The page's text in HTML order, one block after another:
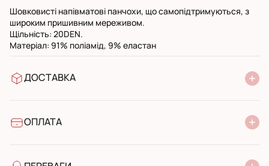
Шовковисті напівматові панчохи, що самопідтримуються, з
широким пришивним мереживом.
Щільність: 20DEN.
Матеріал: 91% поліамід, 9% еластан
ДОСТАВКА
УкрПошта стандарт
ОПЛАТА
Банківський переказ